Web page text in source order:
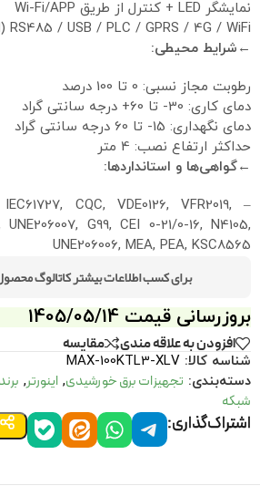
نمایشگر LED + کنترل از طریق Wi-Fi/APP
RS485 / USB / PLC / GPRS / 4G / WiFi (اختیاری)
←شرایط محیطی:
رطوبت مجاز نسبی: 0 تا 100 درصد
دمای کاری: 30- تا 60+ درجه سانتی گراد
دمای نگهداری: 15- تا 60 درجه سانتی گراد
حداکثر ارتفاع نصب: 4 متر
←گواهی‌ها و استانداردها:
IEC61727, CQC, VDE0126, VFR2019,
UNE206007, G99, CEI 0-21/0-16, N4105,
UNE206006, MEA, PEA, KSC8565
برای کسب اطلاعات بیشتر کاتالوگ
بروزرسانی قیمت 1405/05/14
افزودن به علاقه مندی مقايسه
شناسه کالا: MAX-100KTL3-XLV
دسته‌بندی: تجهیزات برق خورشیدی, اینورتر, برند GROWATT
شبکه
اشتراک‌گذاری: